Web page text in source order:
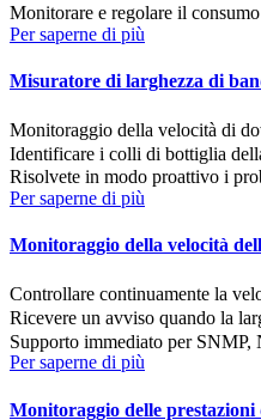
Monitorare e regolare il
Per saperne di più
Misuratore di larghezza di
Monitoraggio della velocità di
Identificare i colli di bottiglia
Risolvete in modo proattivo i
Per saperne di più
Monitoraggio della velocità
Controllare continuamente la
Ricevere un avviso quando la
Supporto immediato per
Per saperne di più
Monitoraggio delle prestazioni